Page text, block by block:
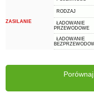
ZASILANIE
RODZAJ
ŁADOWANIE
PRZEWODOWE
ŁADOWANIE